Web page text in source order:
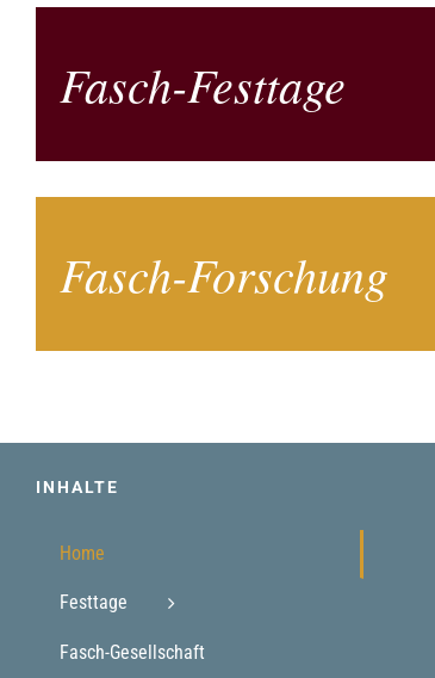
Fasch-Fest­tage
Fasch-Forschung
INHALTE
Home
Festtage
Fasch-Gesellschaft